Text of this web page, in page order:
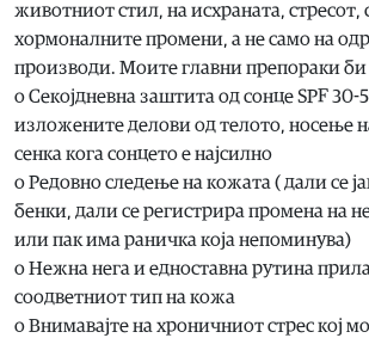
животниот стил, на исхраната, стресот,
хормоналните промени, а не само на
производи. Моите главни препораки би
o Секојдневна заштита од сонце SPF 30-
изложените делови од телото, носење
сенка кога сонцето е најсилно
o Редовно следење на кожата ( дали се
бенки, дали се регистрира промена на
или пак има раничка која непоминува)
o Нежна нега и едноставна рутина
соодветниот тип на кожа
o Внимавајте на хроничниот стрес кој